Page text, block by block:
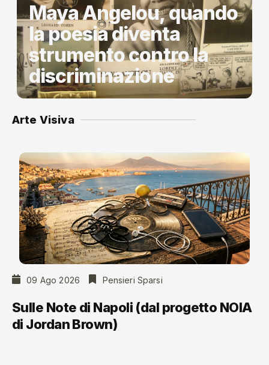
Maya Angelou, quando
la poesia diventa
strumento contro la
discriminazione
Arte Visiva
09 Ago 2026 Pensieri Sparsi
Sulle Note di Napoli (dal progetto NOIA
di Jordan Brown)